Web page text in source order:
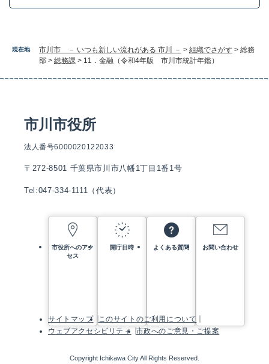
現在地 市川市 － いつも新しい流れがある 市川 － > 組織でさがす > 総務
部 > 総務課 > 11．金融（令和4年版 市川市統計年鑑）
市川市役所
法人番号6000020122033
〒272-8501 千葉県市川市八幡1丁目1番1号
Tel:047-334-1111（代表）
市役所へのアク
セス
開庁日時 よくある質問 お問い合わせ
サイトマップ
このサイトのご利用について
ウェブアクセシビリティ
市政へのご意見・ご提案
Copyright Ichikawa City All Rights Reserved.